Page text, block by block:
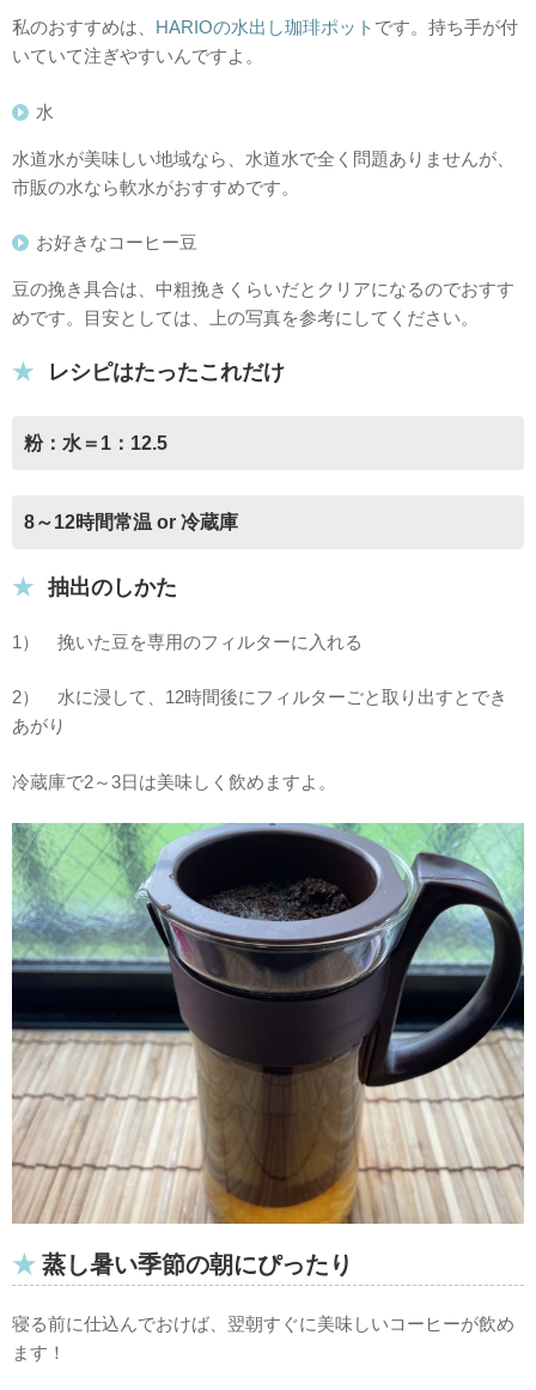
私のおすすめは、 HARIOの水出し珈琲ポット です。持ち手が付
いていて注ぎやすいんですよ。
水
水道水が美味しい地域なら、水道水で全く問題ありませんが、
市販の水なら軟水がおすすめです。
お好きなコーヒー豆
豆の挽き具合は、中粗挽きくらいだとクリアになるのでおすす
めです。目安としては、上の写真を参考にしてください。
レシピはたったこれだけ
粉：水＝1：12.5
8～12時間常温 or 冷蔵庫
抽出のしかた
1） 挽いた豆を専用のフィルターに入れる
2） 水に浸して、12時間後にフィルターごと取り出すとでき
あがり
冷蔵庫で2～3日は美味しく飲めますよ。
蒸し暑い季節の朝にぴったり
寝る前に仕込んでおけば、翌朝すぐに美味しいコーヒーが飲め
ます！